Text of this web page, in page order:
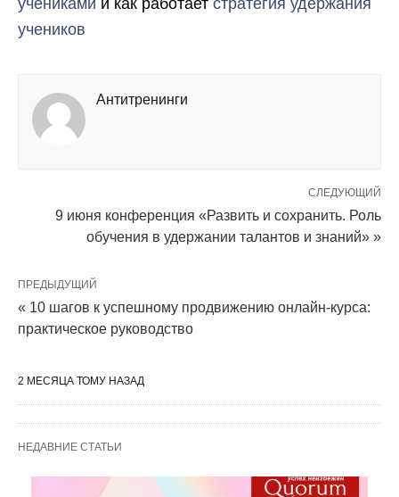
учениками и как работает стратегия удержания
учеников
Антитренинги
СЛЕДУЮЩИЙ
9 июня конференция «Развить и сохранить. Роль
обучения в удержании талантов и знаний» »
ПРЕДЫДУЩИЙ
« 10 шагов к успешному продвижению онлайн-курса:
практическое руководство
2 МЕСЯЦА ТОМУ НАЗАД
НЕДАВНИЕ СТАТЬИ